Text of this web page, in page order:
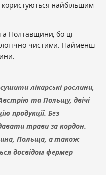
найбільшим
Полтавщини, бо ці
чистими. Найменш
лікарські рослини,
та Польщу, двічі
продукції. Без
трави за кордон.
Польща, а також
досвідом фермер